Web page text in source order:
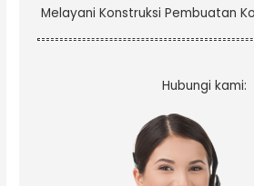
Melayani Konstruksi Pembuatan
Hubungi kami: